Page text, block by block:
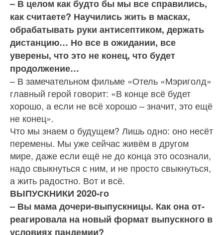
– В целом как будто бы мы все справились,
как считаете? Научились жить в масках,
обра­батывать руки антисептиком, держать
дистан­цию… Но все в ожидании, все
уверены, что это не конец, что будет
продолжение…
– В замечательном фильме «Отель «Мэриголд»
главный герой говорит: «В конце всё будет
хорошо, а если не всё хорошо – значит, это ещё
не конец».
Что мы знаем о будущем? Лишь одно: оно несёт
перемены. Мы уже сейчас живём в другом
мире, даже если ещё не до конца это осознали,
надо свы­кнуться с ним, и не просто свыкнуться,
а жить ра­достно. Вот и всё.
ВЫПУСКНИКИ 2020-го
– Вы мама дочери-выпускницы. Как она от­
реагировала на новый формат выпускного в
условиях пандемии?